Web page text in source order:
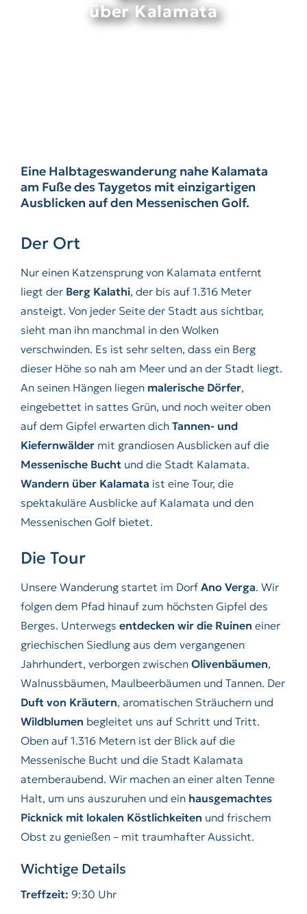
über Kalamata
Eine Halbtageswanderung nahe Kalamata
am Fuße des Taygetos mit einzigartigen
Ausblicken auf den Messenischen Golf.
Der Ort
Nur einen Katzensprung von Kalamata entfernt
liegt der Berg Kalathi, der bis auf 1.316 Meter
ansteigt. Von jeder Seite der Stadt aus sichtbar,
sieht man ihn manchmal in den Wolken
verschwinden. Es ist sehr selten, dass ein Berg
dieser Höhe so nah am Meer und an der Stadt liegt.
An seinen Hängen liegen malerische Dörfer,
eingebettet in sattes Grün, und noch weiter oben
auf dem Gipfel erwarten dich Tannen- und
Kiefernwäldermit grandiosen Ausblicken auf die
Messenische Buchtund die Stadt Kalamata.
Wandern über Kalamata ist eine Tour, die
spektakuläre Ausblicke auf Kalamata und den
Messenischen Golf bietet.
Die Tour
Unsere Wanderung startet im Dorf Ano Verga. Wir
folgen dem Pfad hinauf zum höchsten Gipfel des
Berges. Unterwegs entdecken wir die Ruinen einer
griechischen Siedlung aus dem vergangenen
Jahrhundert, verborgen zwischenOlivenbäumen,
Walnussbäumen, Maulbeerbäumen und Tannen. Der
Duft von Kräutern, aromatischen Sträuchern und
Wildblumen begleitet uns auf Schritt und Tritt.
Oben auf 1.316 Metern ist der Blick auf die
Messenische Bucht und die Stadt Kalamata
atemberaubend. Wir machen an einer alten Tenne
Halt, um uns auszuruhen und ein hausgemachtes
Picknick mit lokalen Köstlichkeiten und frischem
Obst zu genießen – mit traumhafter Aussicht.
Wichtige Details
Treffzeit: 9:30 Uhr